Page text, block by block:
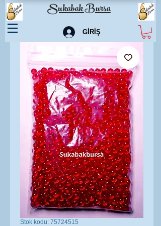
Sukabak Bursa
GİRİŞ
Stok kodu: 75724515